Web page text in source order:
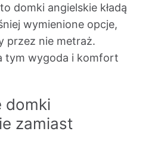
domki angielskie kładą
wymienione opcje,
przez nie metraż.
tym wygoda i komfort
domki
zamiast